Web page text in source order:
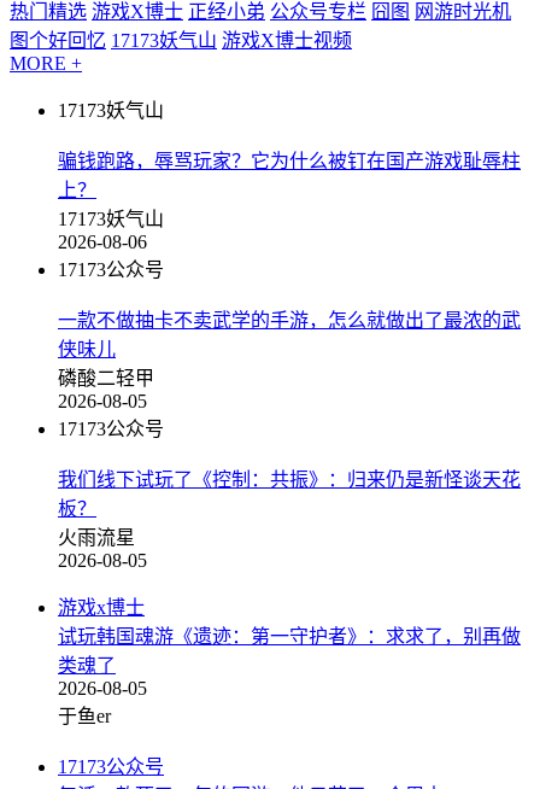
热门精选 游戏X博士 正经小弟 公众号专栏 囧图 网游时光机
图个好回忆 17173妖气山 游戏X博士视频
MORE +
17173妖气山
骗钱跑路，辱骂玩家？它为什么被钉在国产游戏耻辱柱
上？
17173妖气山
2026-08-06
17173公众号
一款不做抽卡不卖武学的手游，怎么就做出了最浓的武
侠味儿
磷酸二轻甲
2026-08-05
17173公众号
我们线下试玩了《控制：共振》：归来仍是新怪谈天花
板？
火雨流星
2026-08-05
游戏x博士
试玩韩国魂游《遗迹：第一守护者》：求求了，别再做
类魂了
2026-08-05
于鱼er
17173公众号